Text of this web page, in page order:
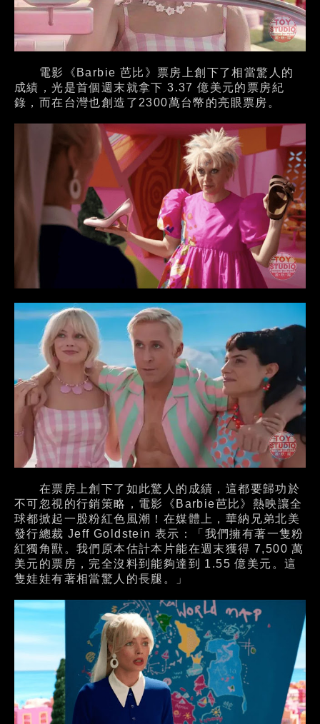
電影《Barbie 芭比》票房上創下了相當驚人的
成績，光是首個週末就拿下 3.37 億美元的票房紀
錄，而在台灣也創造了2300萬台幣的亮眼票房。
在票房上創下了如此驚人的成績，這都要歸功於
不可忽視的行銷策略，電影《Barbie芭比》熱映讓全
球都掀起一股粉紅色風潮！在媒體上，華納兄弟北美
發行總裁 Jeff Goldstein 表示：「我們擁有著一隻粉
紅獨角獸。我們原本估計本片能在週末獲得 7,500 萬
美元的票房，完全沒料到能夠達到 1.55 億美元。這
隻娃娃有著相當驚人的長腿。」